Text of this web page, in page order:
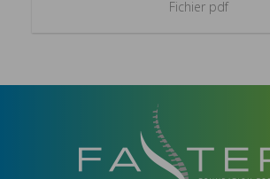
Fichier pdf